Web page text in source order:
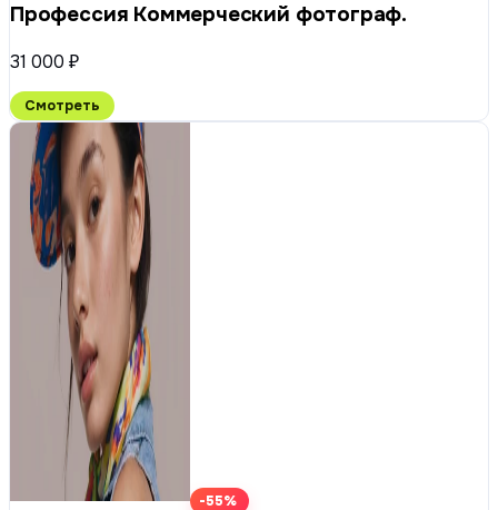
Профессия Коммерческий фотограф.
31 000 ₽
Смотреть
-55%